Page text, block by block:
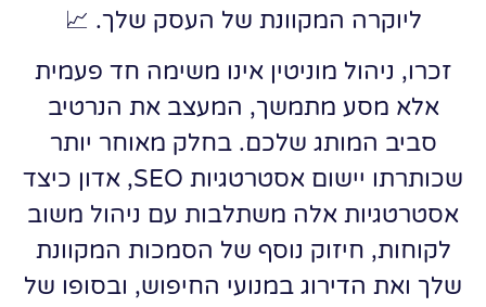
ליוקרה המקוונת של העסק שלך. 📈
זכרו, ניהול מוניטין אינו משימה חד פעמית
אלא מסע מתמשך, המעצב את הנרטיב
סביב המותג שלכם. בחלק מאוחר יותר
שכותרתו יישום אסטרטגיות SEO, אדון כיצד
אסטרטגיות אלה משתלבות עם ניהול משוב
לקוחות, חיזוק נוסף של הסמכות המקוונת
שלך ואת הדירוג במנועי החיפוש, ובסופו של